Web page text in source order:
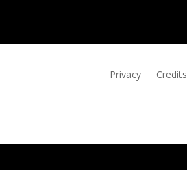
Privacy Credits